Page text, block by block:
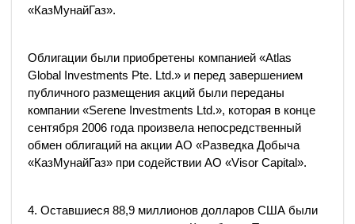
«КазМунайГаз».
Облигации были приобретены компанией «Atlas
Global Investments Pte. Ltd.» и перед завершением
публичного размещения акций были переданы
компании «Serene Investments Ltd.», которая в конце
сентября 2006 года произвела непосредственный
обмен облигаций на акции АО «Разведка Добыча
«КазМунайГаз» при содействии АО «Visor Capital».
4. Оставшиеся 88,9 миллионов долларов США были